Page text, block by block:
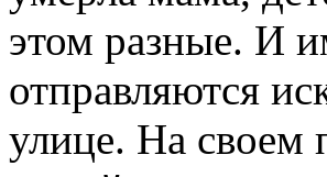
этом разные. И
отправляются
улице. На своем